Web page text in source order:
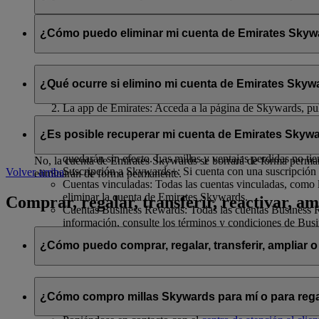
Se compartirán con flydubai su nombre y su dirección de
política de privacidad de flydubai.
¿Cómo puedo eliminar mi cuenta de Emirates
Puede eliminar su cuenta de Emirates Skywards o cancelar
La app de Emirates: Acceda a la página de Skywards,
¿Qué ocurre si elimino mi cuenta de Emirates
Si decide eliminar su cuenta de Emirates Skywards o
Millas Skywards y recompensas no utilizadas: Todas
quedarán sin efecto. Las millas y ventajas perdidas no
Suscripción a Skywards+: Si cuenta con una
Cuentas vinculadas: Todas las cuentas vinculadas,
eliminar la cuenta de Emirates Skywards.
Cuentas Business Rewards: Todas las cuentas
información, consulte los términos y condiciones de
¿Es posible recuperar mi cuenta de Emirates
No, la cuenta de Emirates Skywards se borrará de forma
eliminarán de forma permanente.
Volver arriba
Comprar, regalar, transferir, reactivar,
¿Cómo puedo comprar, regalar, transferir, ampliar
Si desea comprar, regalar y transferir millas Skywards, puede
¿Cómo compro millas Skywards para mí o para